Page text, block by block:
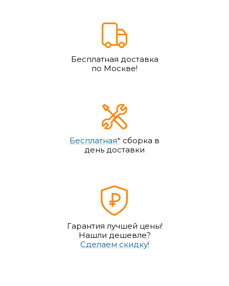
Бесплатная доставка
по Москве!
Бесплатная* сборка в
день доставки
Гарантия лучшей цены!
Нашли дешевле?
Сделаем скидку!